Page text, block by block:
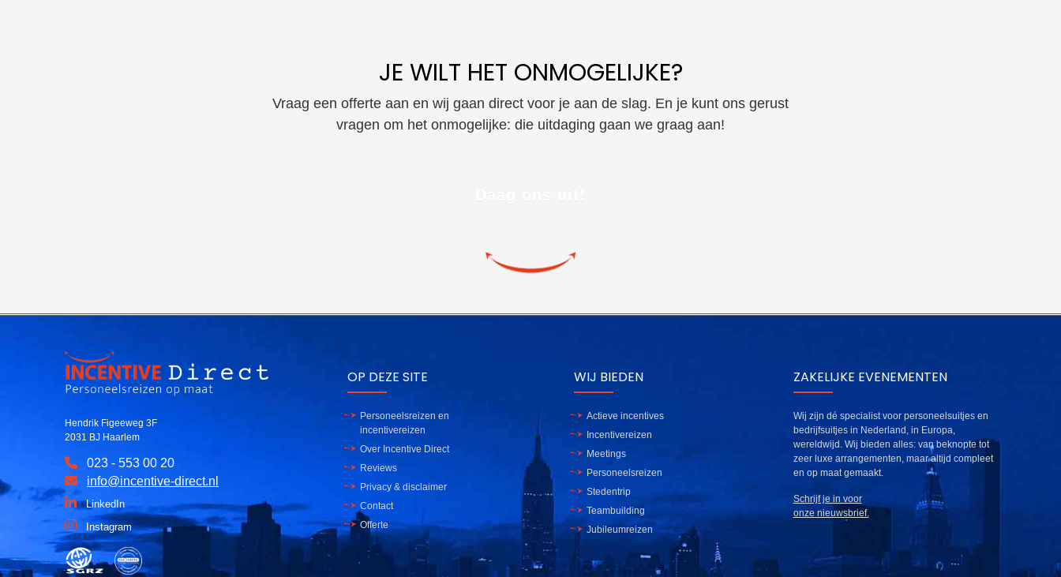
JE WILT HET ONMOGELIJKE?
Vraag een offerte aan en wij gaan direct voor je aan de slag. En je kunt ons gerust
vragen om het onmogelijke: die uitdaging gaan we graag aan!
Hendrik Figeeweg 3F
2031 BJ Haarlem
023 - 553 00 20
info@incentive-direct.nl
LinkedIn
Instagram
OP DEZE SITE
Personeelsreizen en
incentivereizen
Over Incentive Direct
Reviews
Privacy & disclaimer
Contact
Offerte
WIJ BIEDEN
Actieve incentives
Incentivereizen
Meetings
Personeelsreizen
Stedentrip
Teambuilding
Jubileumreizen
ZAKELIJKE EVENEMENTEN
Wij zijn dé specialist voor personeelsuitjes en
bedrijfsuitjes in Nederland, in Europa,
wereldwijd. Wij bieden alles: van beknopte tot
zeer luxe arrangementen, maar altijd compleet
en op maat gemaakt.
Schrijf je in voor
onze nieuwsbrief.